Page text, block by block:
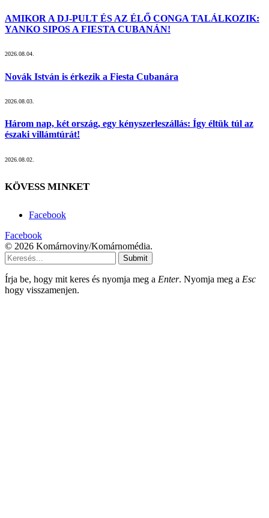
AMIKOR A DJ-PULT ÉS AZ ÉLŐ CONGA TALÁLKOZIK:
YANKO SIPOS A FIESTA CUBANÁN!
2026.08.04.
Novák István is érkezik a Fiesta Cubanára
2026.08.03.
Három nap, két ország, egy kényszerleszállás: Így éltük túl az
északi villámtúrát!
2026.08.02.
KÖVESS MINKET
Facebook
Facebook
© 2026 Komárnoviny/Komárnomédia.
Submit
Írja be, hogy mit keres és nyomja meg a Enter. Nyomja meg a Esc
hogy visszamenjen.